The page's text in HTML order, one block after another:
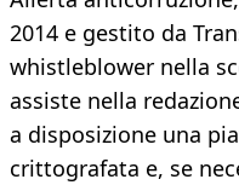
2014 e gestito da
whistleblower nella
assiste nella
a disposizione una
crittografata e, se